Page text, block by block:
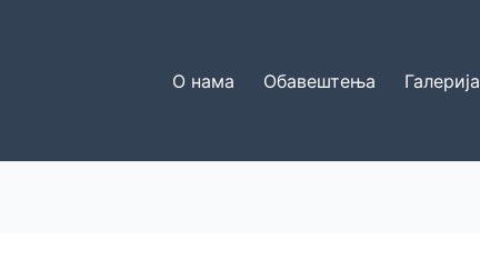
О нама Обавештења Галерија